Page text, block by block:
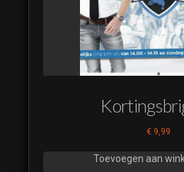
€ 9,99
Toevoegen aan